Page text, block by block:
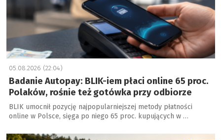
05.08.2026 (22:04)
Badanie Autopay: BLIK-iem płaci online 65 proc.
Polaków, rośnie też gotówka przy odbiorze
BLIK umocnił pozycję najpopularniejszej metody płatności
online w Polsce, sięga po niego 65 proc. kupujących w …
a